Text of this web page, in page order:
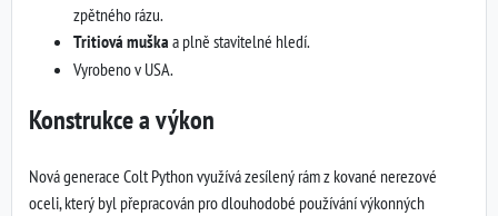
zpětného rázu.
Tritiová muška a plně stavitelné hledí.
Vyrobeno v USA.
Konstrukce a výkon
Nová generace Colt Python využívá zesílený rám z kované nerezové
oceli, který byl přepracován pro dlouhodobé používání výkonných